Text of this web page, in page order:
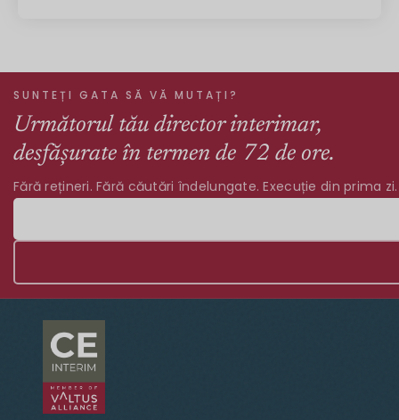
SUNTEȚI GATA SĂ VĂ MUTAȚI?
Următorul tău director interimar,
desfășurate în termen de 72 de ore.
Fără rețineri. Fără căutări îndelungate. Execuție din prima zi.